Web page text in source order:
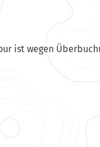
ist wegen